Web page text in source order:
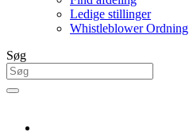
Ledige stillinger
Whistleblower Ordning
Søg